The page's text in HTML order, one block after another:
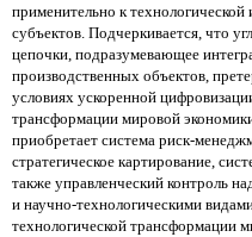
применительно к технологической
субъектов. Подчеркивается, что
цепочки, подразумевающее
производственных объектов,
условиях ускоренной
трансформации мировой
приобретает система риск-
стратегическое картирование,
также управленческий контроль
и научно-технологическими
технологической трансформации